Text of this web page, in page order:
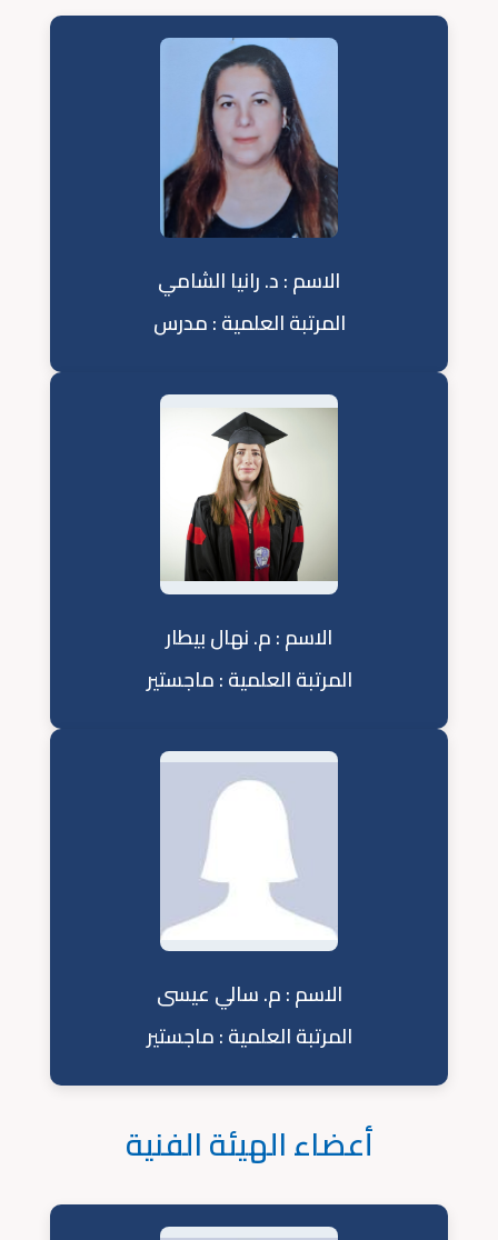
الاسم : د. رانيا الشامي
المرتبة العلمية : مدرس
الاسم : م. نهال بيطار
المرتبة العلمية : ماجستير
الاسم : م. سالي عيسى
المرتبة العلمية : ماجستير
أعضاء الهيئة الفنية